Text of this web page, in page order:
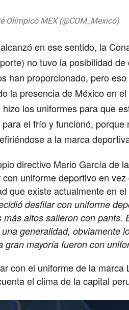
Olímpico MEX (@COM_Mexico)
en ese sentido, la
no tuvo la posibilidad
han proporcionado, pero
la presencia de México en
los uniformes para que
el frío y funcionó, porque
a la marca
directivo Mario García de
uniforme deportivo en
que existe actualmente en
desfilar con uniforme
más altos salieron con pants.
generalidad, obviamente
gran mayoría fueron con
con el uniforme de la marca
el clima de la capital